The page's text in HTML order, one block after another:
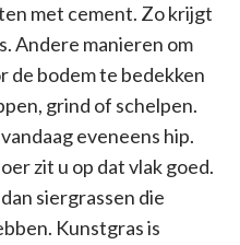
met cement. Zo krijgt
Andere manieren om
de bodem te bedekken
grind of schelpen.
eveneens hip.
zit u op dat vlak goed.
siergrassen die
Kunstgras is